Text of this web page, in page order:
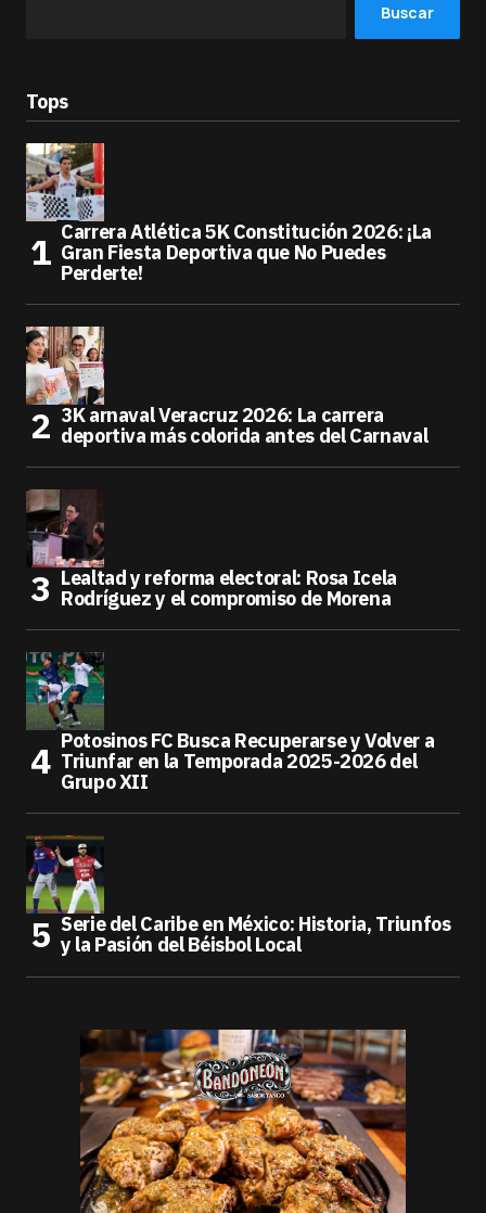
Buscar
Tops
Carrera Atlética 5K Constitución 2026: ¡La
Gran Fiesta Deportiva que No Puedes
Perderte!
3K arnaval Veracruz 2026: La carrera
deportiva más colorida antes del Carnaval
Lealtad y reforma electoral: Rosa Icela
Rodríguez y el compromiso de Morena
Potosinos FC Busca Recuperarse y Volver a
Triunfar en la Temporada 2025-2026 del
Grupo XII
Serie del Caribe en México: Historia, Triunfos
y la Pasión del Béisbol Local